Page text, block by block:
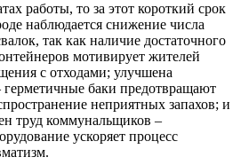
работы, то за этот короткий срок
наблюдается снижение числа
так как наличие достаточного
мотивирует жителей
с отходами; улучшена
герметичные баки предотвращают
неприятных запахов; и
труд коммунальщиков –
ускоряет процесс